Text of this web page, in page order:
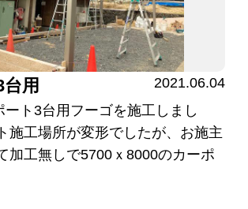
用
2021.06.04
ート3台用フーゴを施工しまし
施工場所が変形でしたが、お施主
加工無しで5700ｘ8000のカーポ